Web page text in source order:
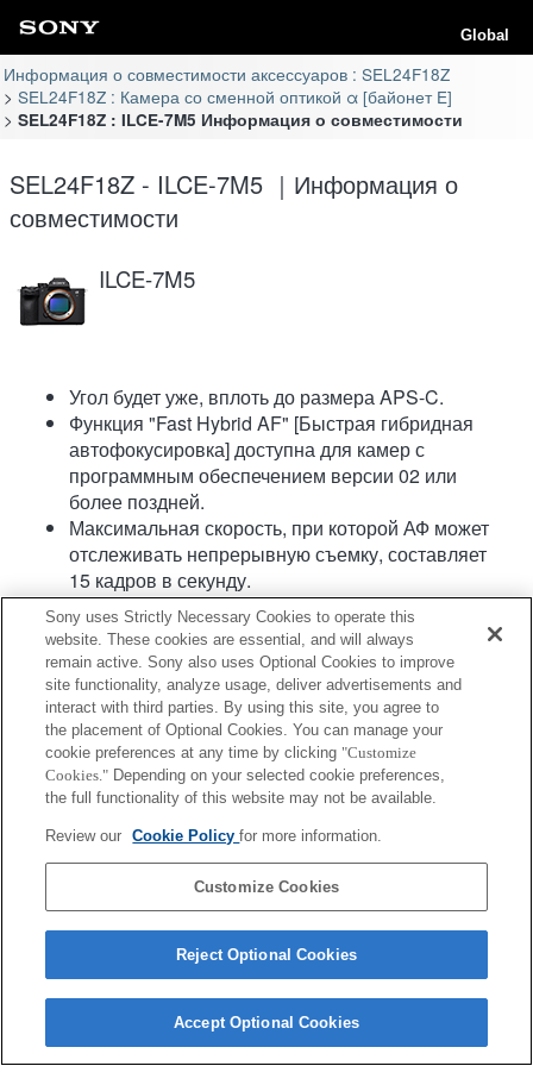
Global
Информация о совместимости аксессуаров : SEL24F18Z
SEL24F18Z : Камера со сменной оптикой α [байонет E]
SEL24F18Z : ILCE-7M5 Информация о совместимости
SEL24F18Z - ILCE-7M5 ｜Информация о
совместимости
ILCE-7M5
Угол будет уже, вплоть до размера APS-C.
Функция "Fast Hybrid AF" [Быстрая гибридная
автофокусировка] доступна для камер с
программным обеспечением версии 02 или
более поздней.
Максимальная скорость, при которой АФ может
отслеживать непрерывную съемку, составляет
15 кадров в секунду.
Terms of Use Contact Us
Copyright 2026 Sony Corporation
Sony uses Strictly Necessary Cookies to operate this
website. These cookies are essential, and will always
remain active. Sony also uses Optional Cookies to improve
site functionality, analyze usage, deliver advertisements and
interact with third parties. By using this site, you agree to
the placement of Optional Cookies. You can manage your
cookie preferences at any time by clicking "Customize
Cookies." Depending on your selected cookie preferences,
the full functionality of this website may not be available.
Review our Cookie Policyfor more information.
Customize Cookies
Reject Optional Cookies
Accept Optional Cookies